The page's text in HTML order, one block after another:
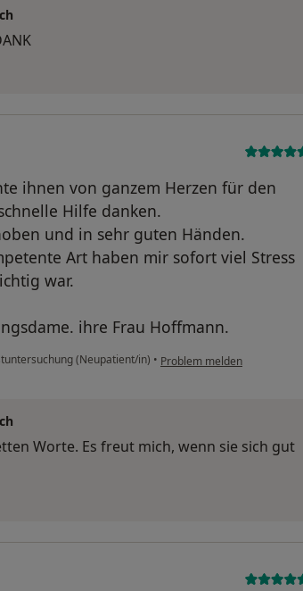
ihnen von ganzem Herzen für den
Hilfe danken.
und in sehr guten Händen.
Art haben mir sofort viel Stress
war.
ihre Frau Hoffmann.
(Neupatient/in) • Problem melden
Worte. Es freut mich, wenn sie sich gut